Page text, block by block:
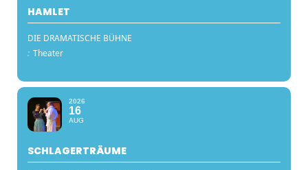
HAMLET
DIE DRAMATISCHE BÜHNE
: Theater
2026
16
AUG
SCHLAGERTRÄUME